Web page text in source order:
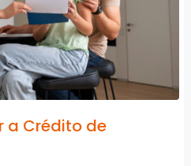
a Crédito de